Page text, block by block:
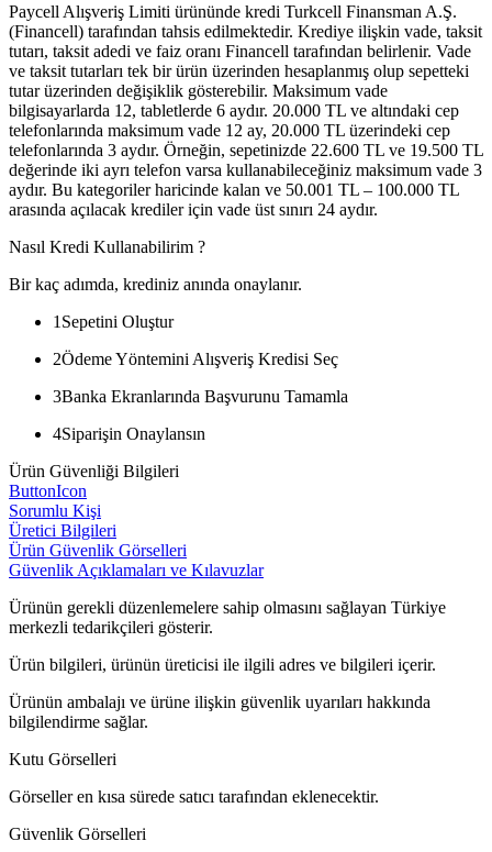
Paycell Alışveriş Limiti ürününde kredi Turkcell Finansman A.Ş.
(Financell) tarafından tahsis edilmektedir. Krediye ilişkin vade, taksit
tutarı, taksit adedi ve faiz oranı Financell tarafından belirlenir. Vade
ve taksit tutarları tek bir ürün üzerinden hesaplanmış olup sepetteki
tutar üzerinden değişiklik gösterebilir. Maksimum vade
bilgisayarlarda 12, tabletlerde 6 aydır. 20.000 TL ve altındaki cep
telefonlarında maksimum vade 12 ay, 20.000 TL üzerindeki cep
telefonlarında 3 aydır. Örneğin, sepetinizde 22.600 TL ve 19.500 TL
değerinde iki ayrı telefon varsa kullanabileceğiniz maksimum vade 3
aydır. Bu kategoriler haricinde kalan ve 50.001 TL – 100.000 TL
arasında açılacak krediler için vade üst sınırı 24 aydır.
Nasıl Kredi Kullanabilirim ?
Bir kaç adımda, krediniz anında onaylanır.
1 Sepetini Oluştur
2Ödeme Yöntemini Alışveriş Kredisi Seç
3Banka Ekranlarında Başvurunu Tamamla
4Siparişin Onaylansın
Ürün Güvenliği Bilgileri
ButtonIcon
Sorumlu Kişi
Üretici Bilgileri
Ürün Güvenlik Görselleri
Güvenlik Açıklamaları ve Kılavuzlar
Ürünün gerekli düzenlemelere sahip olmasını sağlayan Türkiye
merkezli tedarikçileri gösterir.
Ürün bilgileri, ürünün üreticisi ile ilgili adres ve bilgileri içerir.
Ürünün ambalajı ve ürüne ilişkin güvenlik uyarıları hakkında
bilgilendirme sağlar.
Kutu Görselleri
Görseller en kısa sürede satıcı tarafından eklenecektir.
Güvenlik Görselleri